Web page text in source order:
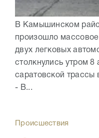
В Камышинском
произошло
двух легковых
столкнулись утром 8
саратовской трассы
- В...
Происшествия